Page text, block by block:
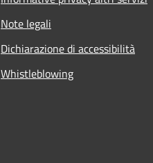
Note legali
Dichiarazione di accessibilità
Whistleblowing